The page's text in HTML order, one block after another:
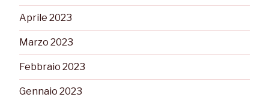
Aprile 2023
Marzo 2023
Febbraio 2023
Gennaio 2023